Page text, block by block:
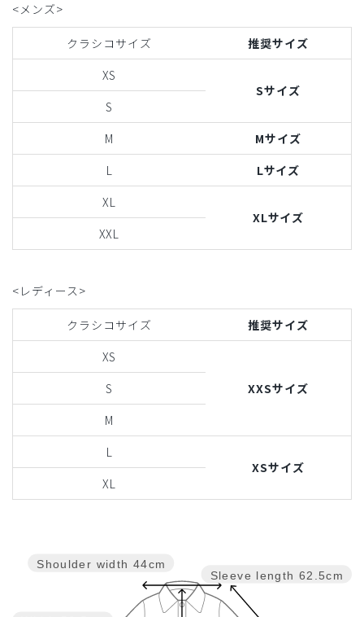
<メンズ>
クラシコサイズ
推奨サイズ
XS
Sサイズ
S
M
Mサイズ
L
Lサイズ
XL
XLサイズ
XXL
<レディース>
クラシコサイズ
推奨サイズ
XS
XXSサイズ
S
M
L
XSサイズ
XL
Sleeve length 62.5cm
Shoulder width 44cm